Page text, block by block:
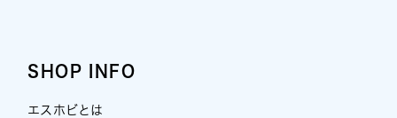
SHOP INFO
エスホビとは